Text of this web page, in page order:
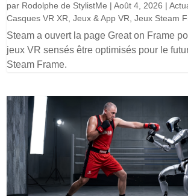
par Rodolphe de StylistMe |Août 4, 2026 |
Casques VR XR,Jeux & App VR,Jeux Steam
Steam a ouvert la page Great on Frame
jeux VR sensés être optimisés pour le
Steam Frame.